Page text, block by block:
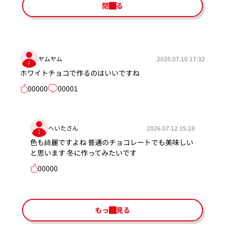
閉じる
ヤムヤム 2026.07.10 17:32
ホワイトチョコで作るのはいいですね
00000
00001
へいたさん 2026.07.12 15:28
色も綺麗ですよね 普通のチョコレートでも美味しい
と思います 冬に作ってみたいです
00000
もっと見る